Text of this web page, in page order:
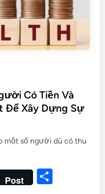
Có Tiền Và
Để Xây Dựng Sự
một số người dù có thu
Post